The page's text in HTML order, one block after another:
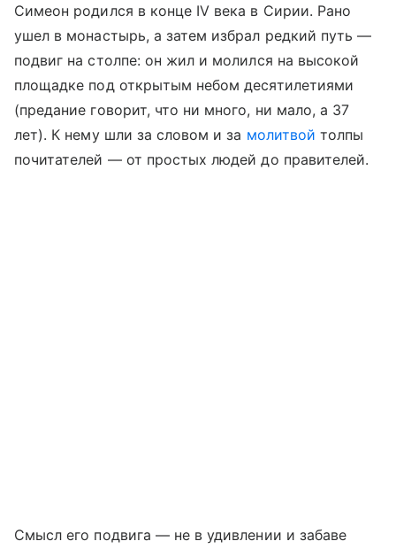
Симеон родился в конце IV века в Сирии. Рано
ушел в монастырь, а затем избрал редкий путь —
подвиг на столпе: он жил и молился на высокой
площадке под открытым небом десятилетиями
(предание говорит, что ни много, ни мало, а 37
лет). К нему шли за словом и за молитвой толпы
почитателей — от простых людей до правителей.
Смысл его подвига — не в удивлении и забаве